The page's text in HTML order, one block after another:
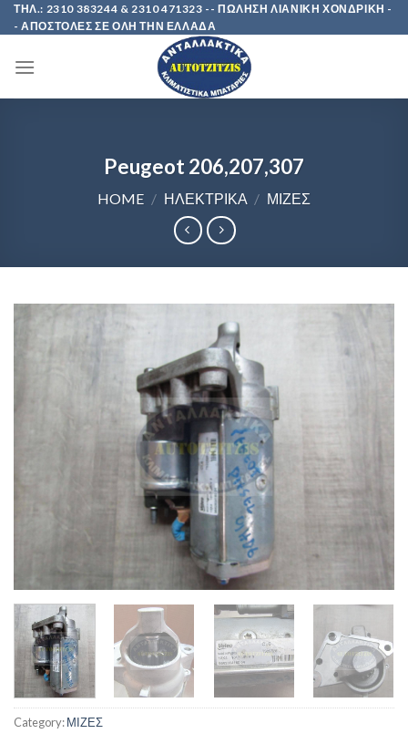
Skip
to
ΤΗΛ.: 2310 383244 & 2310 471323 -- ΠΩΛΗΣΗ ΛΙΑΝΙΚΗ ΧΟΝΔΡΙΚΗ -
- ΑΠΟΣΤΟΛΕΣ ΣΕ ΟΛΗ ΤΗΝ ΕΛΛΑΔΑ
Peugeot 206,207,307
HOME / ΗΛΕΚΤΡΙΚΑ / ΜΙΖΕΣ
Category:ΜΙΖΕΣ